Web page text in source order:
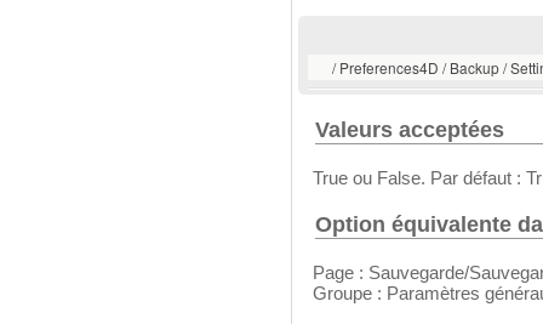
/ Preferences4D / Backup /
Valeurs acceptées
True ou False. Par défaut :
Option équivalente
Page : Sauvegarde/
Groupe : Paramètres